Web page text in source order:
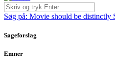
Søg på: Movie should be distinctly
Søgeforslag
Emner